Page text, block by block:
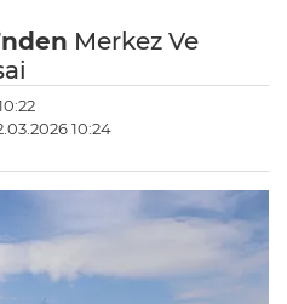
Merkez Ve
10:24